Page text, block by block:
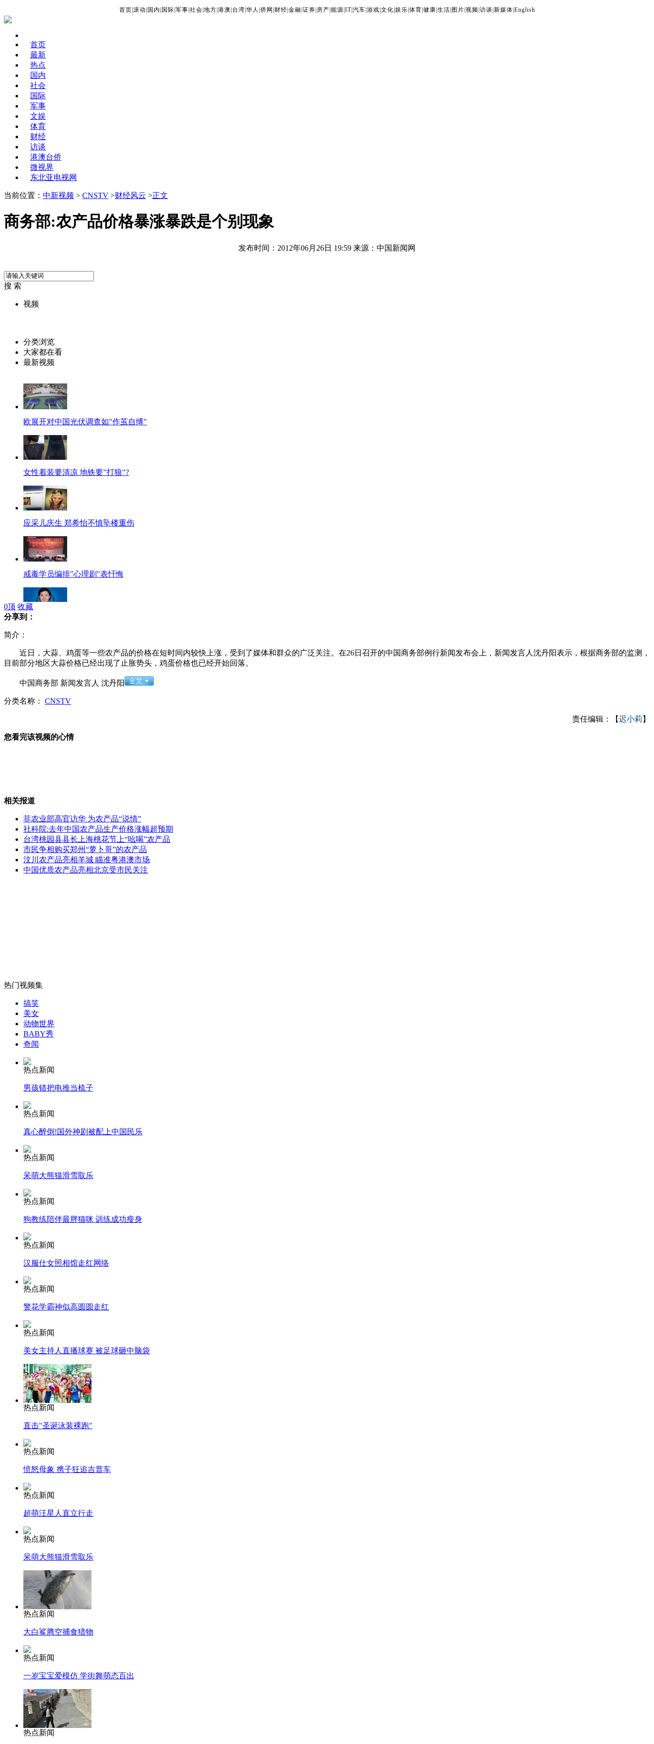
首页 滚动 国内 国际 军事 社会 地方 港澳 台湾 华人 侨网 财经 金融 证券 房产 能源 IT| 汽车 游戏 文化 娱乐 体育 健康 生活 图片 视频 访谈 新媒体 English
首页
最新
热点
国内
社会
国际
军事
文娱
体育
财经
访谈
港澳台侨
微视界
东北亚电视网
当前位置： 中新视频 > CNSTV >财经风云 >正文
商务部:农产品价格暴涨暴跌是个别现象
发布时间：2012年06月26日 19:59 来源：中国新闻网
搜 索
视频
分类浏览
大家都在看
最新视频
欧展开对中国光伏调查如"作茧自缚"
女性着装要清凉 地铁要"打狼"?
应采儿庆生 郑希怡不慎坠楼重伤
戒毒学员编排"心理剧"表忏悔
南京最大民工夫妻房 有利缓解性荒
实拍:遭遇内贼 小区业主偷业主
外交部：反对强权政治霸凌主义
外交部：有关国家言论片面不公正
安徽一实载49人客车翻车
消防员救轻生者
纽约上演“枕头大战”
司机酒驾遇交警 急速倒车逃窜
0顶 收藏
分享到：
简介：
近日，大蒜、鸡蛋等一些农产品的价格在短时间内较快上涨，受到了媒体和群众的广泛关注。在26日召开的中国商务部例行新闻发布会上，新闻发言人沈丹阳表示，根据商务部的监测，
目前部分地区大蒜价格已经出现了止胀势头，鸡蛋价格也已经开始回落。
中国商务部 新闻发言人 沈丹阳
分类名称： CNSTV
责任编辑：【迟小莉 】
您看完该视频的心情
相关报道
菲农业部高官访华 为农产品“说情”
社科院:去年中国农产品生产价格涨幅超预期
台湾桃园县县长上海桃花节上“吆喝”农产品
市民争相购买郑州“萝卜哥”的农产品
汶川农产品亮相羊城 瞄准粤港澳市场
中国优质农产品亮相北京受市民关注
热门视频集
搞笑
美女
动物世界
BABY秀
奇闻
热点新闻
男孩错把电推当梳子
热点新闻
真心醉倒!国外神剧被配上中国民乐
热点新闻
呆萌大熊猫滑雪取乐
热点新闻
狗教练陪伴最胖猫咪 训练成功瘦身
热点新闻
汉服仕女照相馆走红网络
热点新闻
警花学霸神似高圆圆走红
热点新闻
美女主持人直播球赛 被足球砸中脑袋
热点新闻
直击"圣诞泳装裸跑"
热点新闻
愤怒母象 携子狂追吉普车
热点新闻
超萌汪星人直立行走
热点新闻
呆萌大熊猫滑雪取乐
热点新闻
大白鲨腾空捕食猎物
热点新闻
一岁宝宝爱模仿 学街舞萌态百出
热点新闻